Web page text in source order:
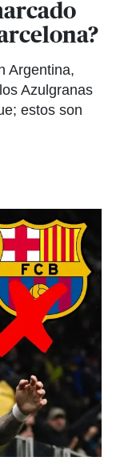
Argentina,
Azulgranas
estos son